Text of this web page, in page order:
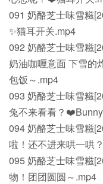
091 奶酪芝士味雪糍
✨猫耳开关.mp4
092 奶酪芝士味雪糍
奶油咖喱意面 下雪的
包饭～.mp4
093 奶酪芝士味雪糍
兔不来看看？
094 奶酪芝士味雪糍
啦！还不进来哄一哄
095 奶酪芝士味雪糍
物！团团圆圆～.mp4